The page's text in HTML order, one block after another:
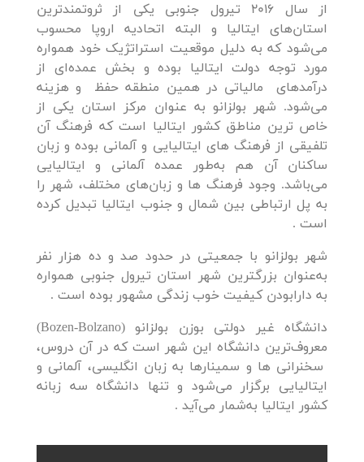
از سال 2016 تیرول جنوبی یکی از ثروتمندترین
استان‌‌های ایتالیا و البته اتحادیه اروپا محسوب
می‌شود که به دلیل موقعیت استراتژیک خود همواره
مورد توجه دولت ایتالیا بوده و بخش عمده‌ای از
درآمدهای مالیاتی در همین منطقه حفظ و هزینه
می‌شود. شهر بولزانو به عنوان مرکز استان یکی از
خاص ترین مناطق کشور ایتالیا است که فرهنگ آن
تلفیقی از فرهنگ های ایتالیایی و آلمانی بوده و زبان
ساکنان آن هم به‌طور عمده آلمانی و ایتالیایی
می‌باشد. وجود فرهنگ ها و زبان‌های مختلف، شهر را
به پل ارتباطی بین شمال و جنوب ایتالیا تبدیل کرده
است .
شهر بولزانو با جمعیتی در حدود صد و ده هزار نفر
به‌عنوان بزرگترین شهر استان تیرول جنوبی همواره
به دارابودن کیفیت خوب زندگی مشهور بوده است .
دانشگاه غیر دولتی بوزن بولزانو (Bozen-Bolzano)
معروف‌ترین دانشگاه این شهر است که در آن دروس،
سخنرانی ها و سمینارها به زبان انگلیسی، آلمانی و
ایتالیایی برگزار می‌شود و تنها دانشگاه سه زبانه
کشور ایتالیا به‌شمار می‌آید .